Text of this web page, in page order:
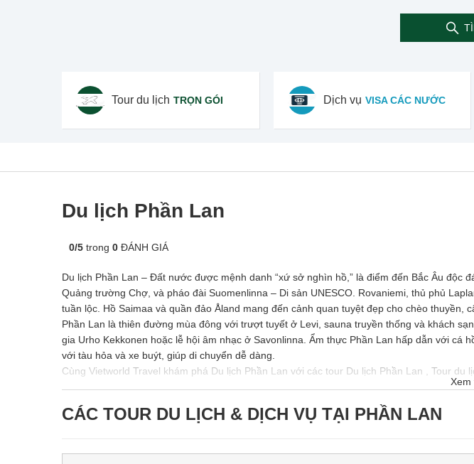
Tour du lịch TRỌN GÓI Dịch vụ VISA CÁC NƯỚC
Du lịch Phần Lan
0/5 trong 0 ĐÁNH GIÁ
Du lịch Phần Lan – Đất nước được mệnh danh “xứ sở nghìn hồ,” là điểm đến Bắc Âu độc
Quảng trường Chợ, và pháo đài Suomenlinna – Di sản UNESCO. Rovaniemi, thủ phủ
tuần lộc. Hồ Saimaa và quần đảo Åland mang đến cảnh quan tuyệt đẹp cho chèo thuyền,
Phần Lan là thiên đường mùa đông với trượt tuyết ở Levi, sauna truyền thống và khách
gia Urho Kekkonen hoặc lễ hội âm nhạc ở Savonlinna. Ẩm thực Phần Lan hấp dẫn với cá
với tàu hỏa và xe buýt, giúp di chuyển dễ dàng.
Cùng Vietworld Travel khám phá Du lịch Phần Lan với các tour Du lịch Phần Lan , Tour du
Xem
CÁC TOUR DU LỊCH & DỊCH VỤ TẠI PHẦN LAN